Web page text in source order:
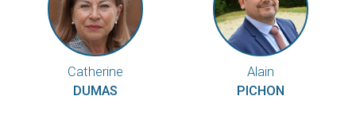
Catherine
DUMAS
Alain
PICHON